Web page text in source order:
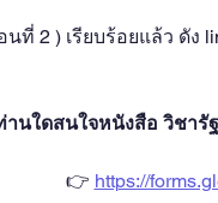
ที่ 2 ) เรียบร้อยแล้ว ดัง
านใดสนใจหนังสือ วิชารั
👉 https://